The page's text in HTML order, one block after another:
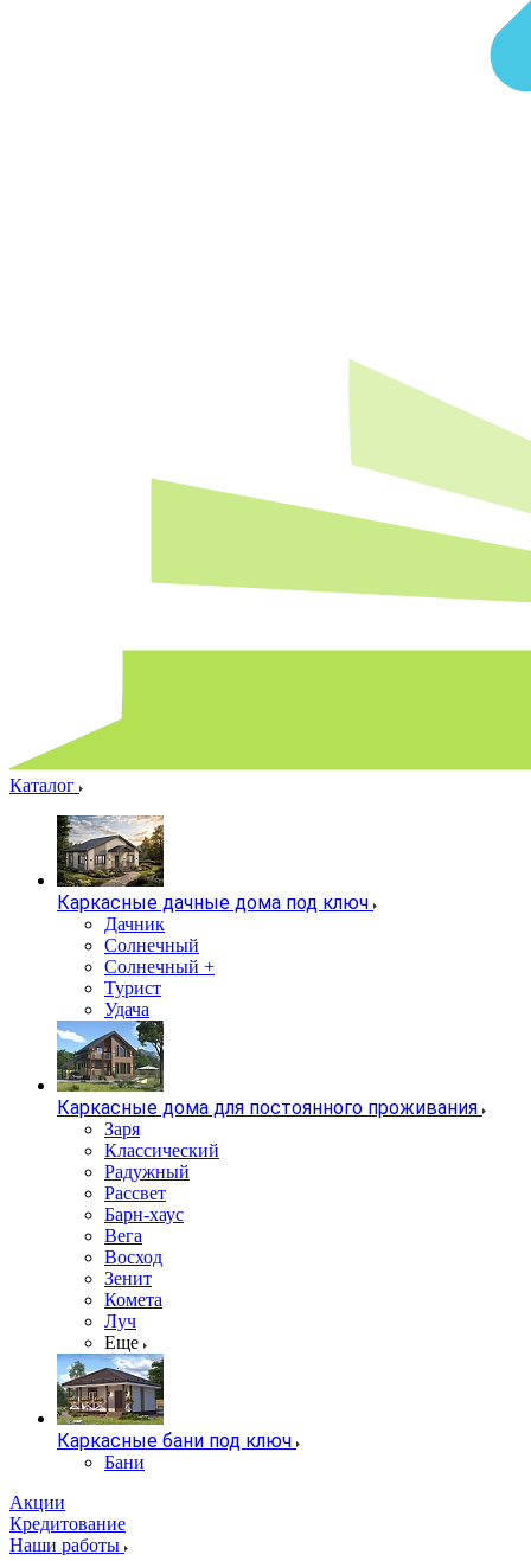
Каталог
Каркасные дачные дома под ключ
Дачник
Солнечный
Солнечный +
Турист
Удача
Каркасные дома для постоянного проживания
Заря
Классический
Радужный
Рассвет
Барн-хаус
Вега
Восход
Зенит
Комета
Луч
Еще
Каркасные бани под ключ
Бани
Акции
Кредитование
Наши работы